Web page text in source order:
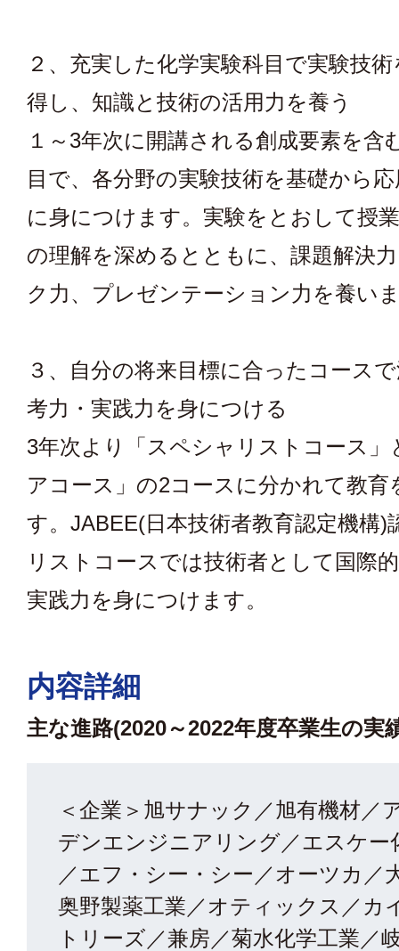
２、充実した化学実験科目で実験技
得し、知識と技術の活用力を養う
１～3年次に開講される創成要素を含
目で、各分野の実験技術を基礎から
に身につけます。実験をとおして授
の理解を深めるとともに、課題解決
ク力、プレゼンテーション力を養い
３、自分の将来目標に合ったコース
考力・実践力を身につける
3年次より「スペシャリストコース」
アコース」の2コースに分かれて教育
す。JABEE(日本技術者教育認定機構)
リストコースでは技術者として国際
実践力を身につけます。
内容詳細
主な進路(2020～2022年度卒業生の実
＜企業＞旭サナック／旭有機材／
デンエンジニアリング／エスケー
／エフ・シー・シー／オーツカ／
奥野製薬工業／オティックス／カ
トリーズ／兼房／菊水化学工業／